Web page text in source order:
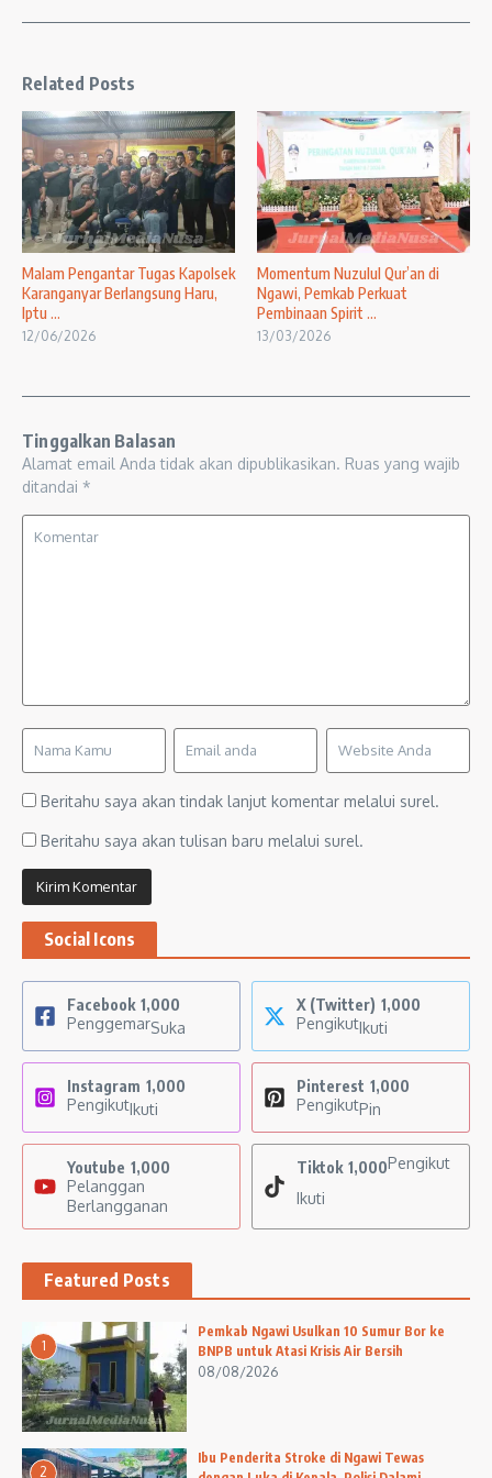
Related Posts
Malam Pengantar Tugas Kapolsek
Karanganyar Berlangsung Haru,
Iptu ...
12/06/2026
Momentum Nuzulul Qur’an di
Ngawi, Pemkab Perkuat
Pembinaan Spirit ...
13/03/2026
Tinggalkan Balasan
Alamat email Anda tidak akan dipublikasikan. Ruas yang wajib
ditandai *
Beritahu saya akan tindak lanjut komentar melalui surel.
Beritahu saya akan tulisan baru melalui surel.
Social Icons
Facebook 1,000
PenggemarSuka
X (Twitter) 1,000
PengikutIkuti
Instagram 1,000
PengikutIkuti
Pinterest 1,000
PengikutPin
Youtube 1,000
Pelanggan
Berlangganan
Tiktok 1,000Pengikut
Ikuti
Featured Posts
1
Pemkab Ngawi Usulkan 10 Sumur Bor ke
BNPB untuk Atasi Krisis Air Bersih
08/08/2026
2
Ibu Penderita Stroke di Ngawi Tewas